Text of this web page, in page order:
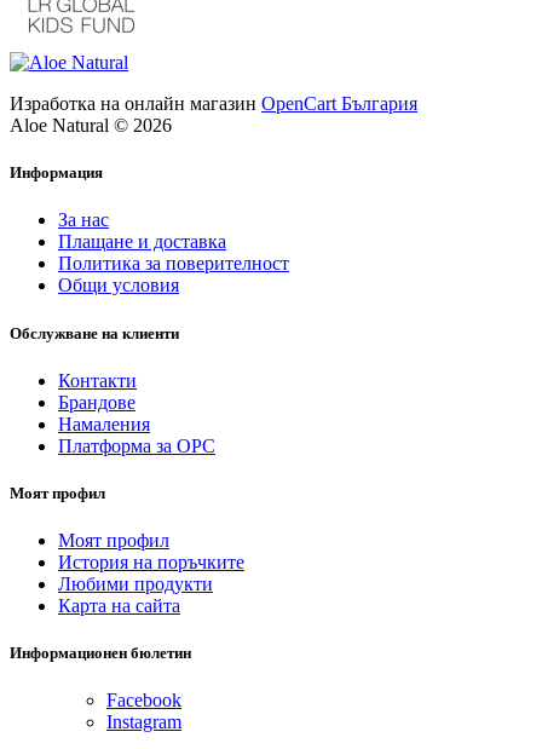
Изработка на онлайн магазин OpenCart България
Aloe Natural © 2026
Информация
За нас
Плащане и доставка
Политика за поверителност
Общи условия
Обслужване на клиенти
Контакти
Брандове
Намаления
Платформа за ОРС
Моят профил
Моят профил
История на поръчките
Любими продукти
Карта на сайта
Информационен бюлетин
Facebook
Instagram